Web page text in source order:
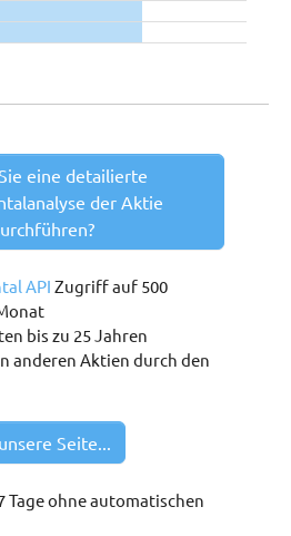
eine detailierte
der Aktie
API Zugriff auf 500
bis zu 25 Jahren
anderen Aktien durch den
Seite...
Tage ohne automatischen